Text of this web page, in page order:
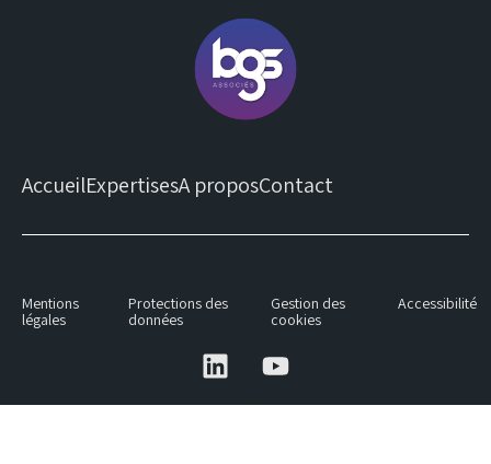
AccueilExpertisesA proposContact
Mentions
légales
Protections des
données
Gestion des
cookies
Accessibilité